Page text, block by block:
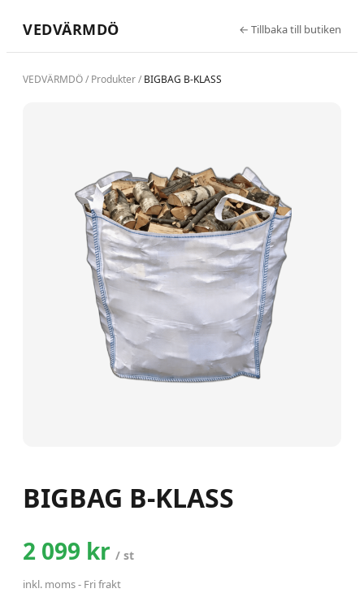
VEDVÄRMDÖ ← Tillbaka till butiken
VEDVÄRMDÖ/ Produkter/ BIGBAG B-KLASS
BIGBAG B-KLASS
2 099 kr / st
inkl. moms- Fri frakt